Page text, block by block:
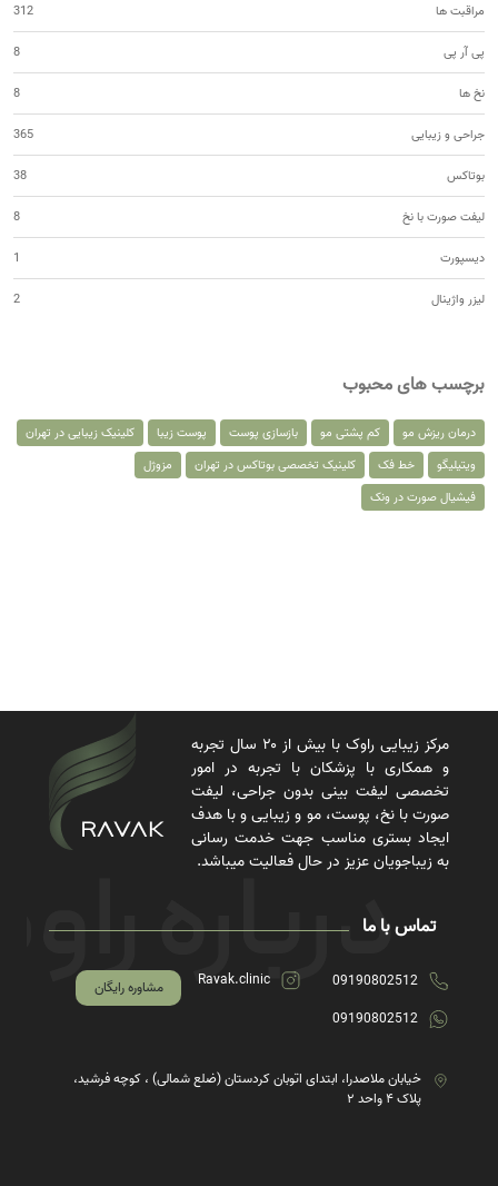
مراقبت ها 312
پی آر پی 8
نخ ها 8
جراحی و زیبایی 365
بوتاکس 38
لیفت صورت با نخ 8
دیسپورت 1
لیزر واژینال 2
برچسب های محبوب
درمان ریزش مو کم پشتی مو بازسازی پوست پوست زیبا
کلینیک زیبایی در تهران
ویتیلیگو
خط فک کلینیک تخصصی بوتاکس در تهران
مزوژل
فیشیال صورت در ونک
مرکز زیبایی راوک با بیش از ۲۰ سال تجربه
و همکاری با پزشکان با تجربه در امور
تخصصی لیفت بینی بدون جراحی، لیفت
صورت با نخ، پوست، مو و زیبایی و با هدف
ایجاد بستری مناسب جهت خدمت رسانی
به زیباجویان عزیز در حال فعالیت میباشد.
تماس با ما
09190802512
09190802512
Ravak.clinic مشاوره رایگان
خیابان ملاصدرا، ابتدای اتوبان کردستان (ضلع شمالی) ، کوچه فرشید،
پلاک ۴ واحد ۲